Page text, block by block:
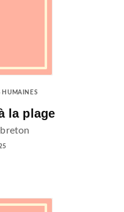
HUMAINES
la plage